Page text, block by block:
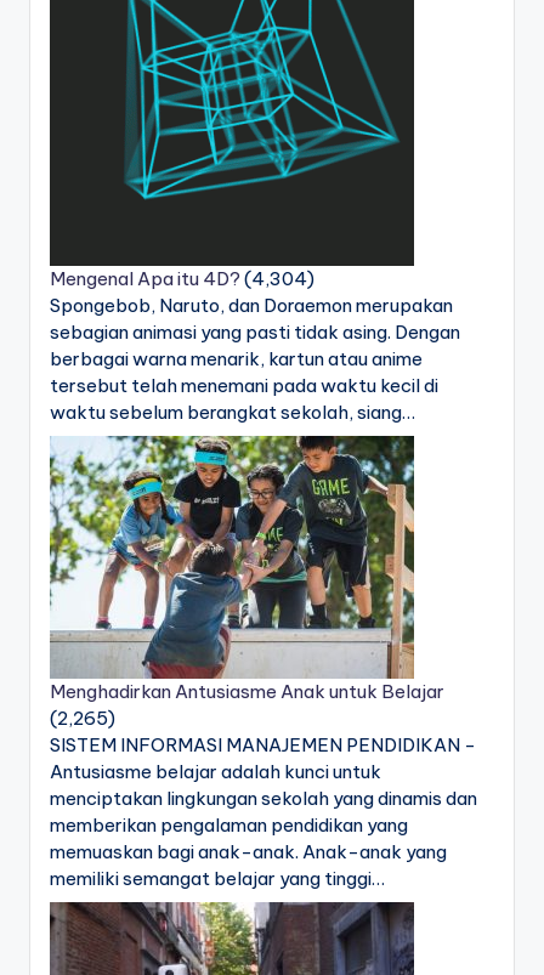
Mengenal Apa itu 4D? (4,304)
Spongebob, Naruto, dan Doraemon merupakan
sebagian animasi yang pasti tidak asing. Dengan
berbagai warna menarik, kartun atau anime
tersebut telah menemani pada waktu kecil di
waktu sebelum berangkat sekolah, siang…
Menghadirkan Antusiasme Anak untuk Belajar
(2,265)
SISTEM INFORMASI MANAJEMEN PENDIDIKAN -
Antusiasme belajar adalah kunci untuk
menciptakan lingkungan sekolah yang dinamis dan
memberikan pengalaman pendidikan yang
memuaskan bagi anak-anak. Anak-anak yang
memiliki semangat belajar yang tinggi…